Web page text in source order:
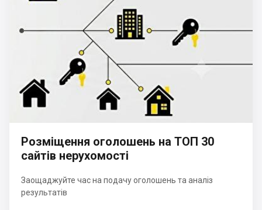
Розміщення оголошень на ТОП 30
сайтів нерухомості
Заощаджуйте час на подачу оголошень та аналіз
результатів